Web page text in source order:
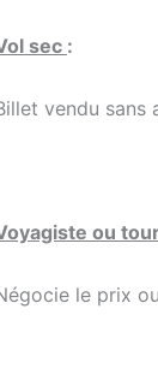
sec :
vendu sans
ou
le prix